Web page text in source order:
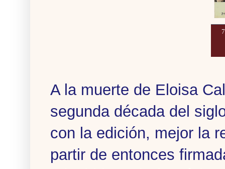
A la muerte de Eloisa
segunda década del
con la edición, mejor la
partir de entonces